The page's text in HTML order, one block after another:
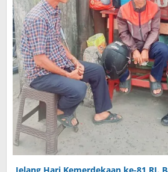
Jelang Hari Kemerdekaan ke-81 RI,